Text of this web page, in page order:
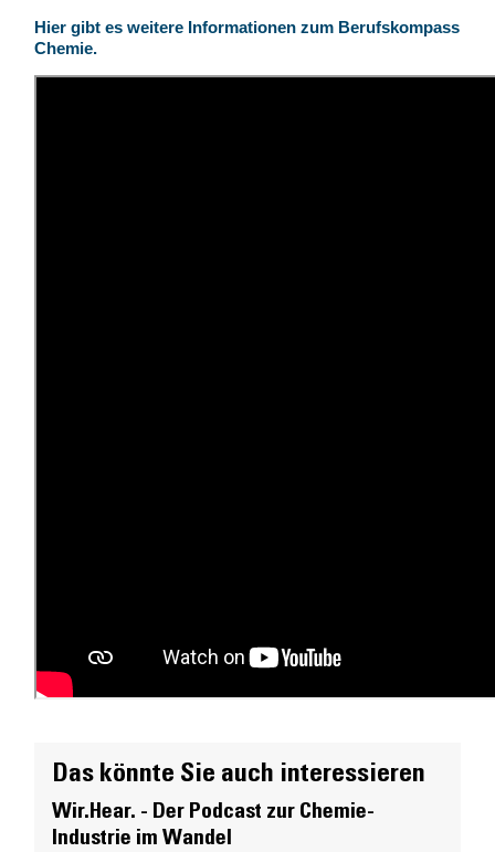
Das könnte Sie auch interessieren
Wir.Hear. - Der Podcast zur Chemie-
Industrie im Wandel
Hier gibt es weitere Informationen zum Berufskompass
Chemie.